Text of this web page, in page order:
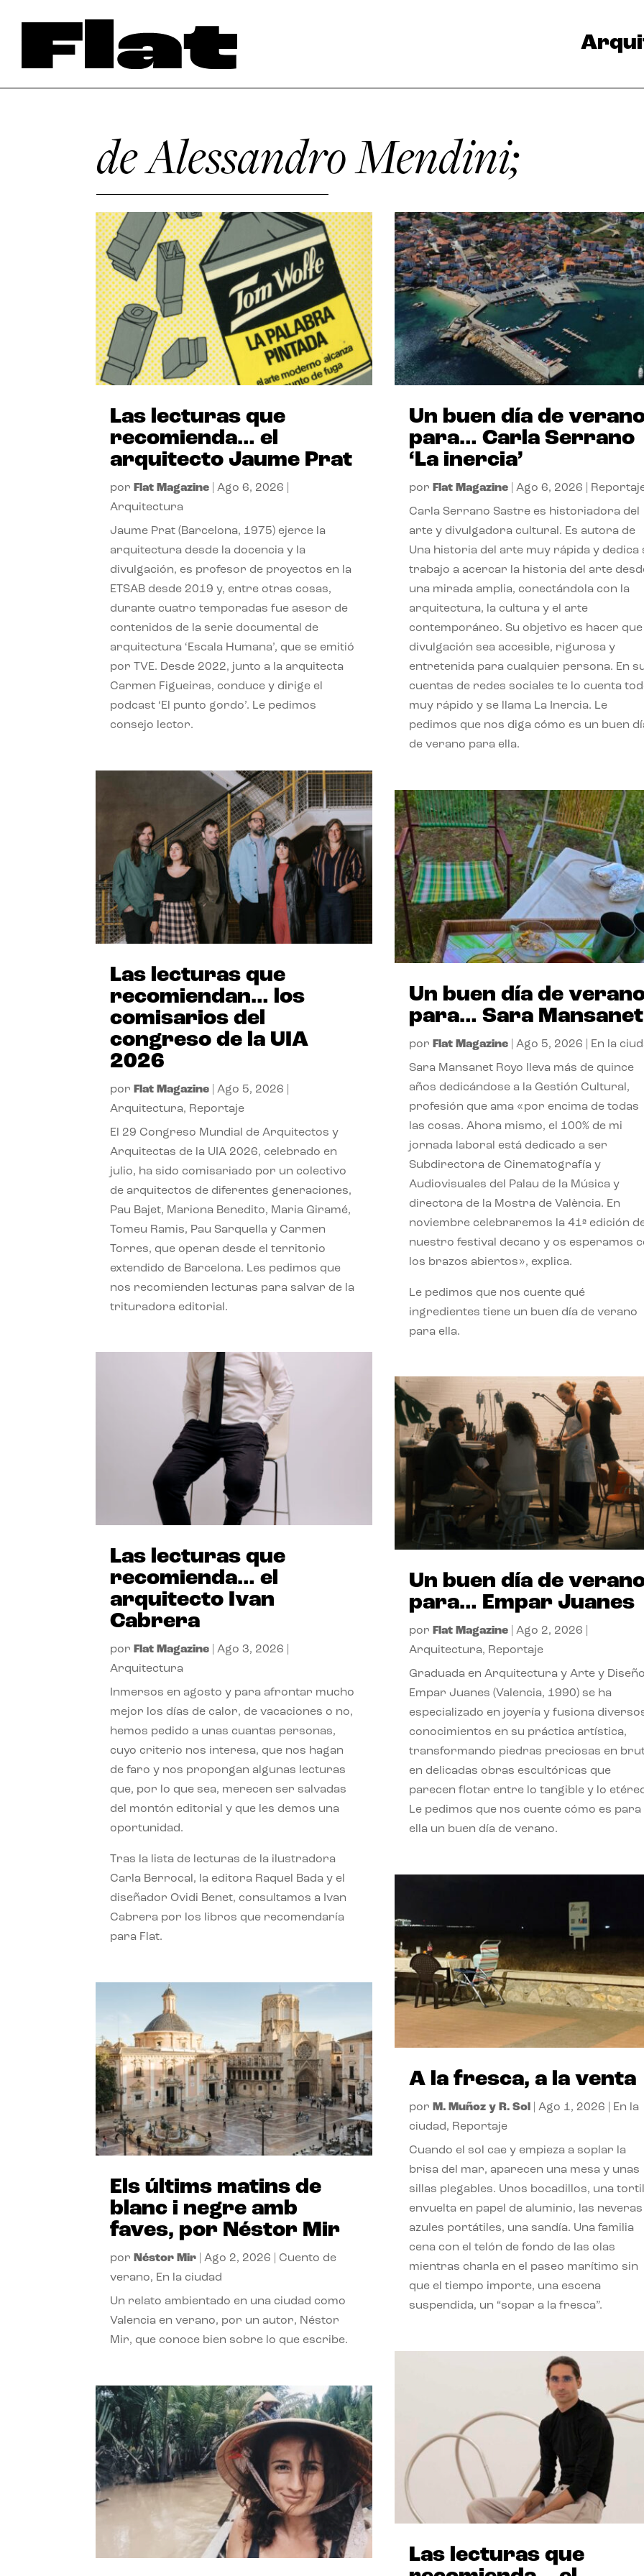
de Alessandro Mendini;
Las lecturas que
recomienda… el
arquitecto Jaume Prat
por Flat Magazine |Ago 6, 2026
Arquitectura
Jaume Prat (Barcelona, 1975) ejerce la
arquitectura desde la docencia y la
divulgación, es profesor de proyectos en la
ETSAB desde 2019 y, entre otras cosas,
durante cuatro temporadas fue asesor de
contenidos de la serie documental de
arquitectura ‘Escala Humana’, que se emitió
por TVE. Desde 2022, junto a la arquitecta
Carmen Figueiras, conduce y dirige el
podcast ‘El punto gordo’. Le pedimos
consejo lector.
Las lecturas que
recomiendan… los
comisarios del
congreso de la UIA
2026
por Flat Magazine |Ago 5, 2026
Arquitectura, Reportaje
El 29 Congreso Mundial de Arquitectos y
Arquitectas de la UIA 2026, celebrado en
julio, ha sido comisariado por un colectivo
de arquitectos de diferentes generaciones,
Pau Bajet, Mariona Benedito, Maria Giramé,
Tomeu Ramis, Pau Sarquella y Carmen
Torres, que operan desde el territorio
extendido de Barcelona. Les pedimos que
nos recomienden lecturas para salvar de la
trituradora editorial.
Las lecturas que
recomienda… el
arquitecto Ivan
Cabrera
por Flat Magazine |Ago 3, 2026
Arquitectura
Inmersos en agosto y para afrontar mucho
mejor los días de calor, de vacaciones o no,
hemos pedido a unas cuantas personas,
cuyo criterio nos interesa, que nos hagan
de faro y nos propongan algunas lecturas
que, por lo que sea, merecen ser salvadas
del montón editorial y que les demos una
oportunidad.
Tras la lista de lecturas de la ilustradora
Carla Berrocal, la editora Raquel Bada y el
diseñador Ovidi Benet, consultamos a Ivan
Cabrera por los libros que recomendaría
para Flat.
Els últims matins de
blanc i negre amb
faves, por Néstor Mir
por Néstor Mir |Ago 2, 2026 |Cuento de
verano, En la ciudad
Un relato ambientado en una ciudad como
Valencia en verano, por un autor, Néstor
Mir, que conoce bien sobre lo que escribe.
Un buen día de
para… Carla Serrano
‘La inercia’
por Flat Magazine| Ago 6, 2026
Carla Serrano Sastre es historiadora del
arte y divulgadora cultural. Es autora de
Una historia del arte muy rápida y dedica
trabajo a acercar la historia del arte
una mirada amplia, conectándola con la
arquitectura, la cultura y el arte
contemporáneo. Su objetivo es hacer que
divulgación sea accesible, rigurosa y
entretenida para cualquier persona. En
cuentas de redes sociales te lo cuenta
muy rápido y se llama La Inercia. Le
pedimos que nos diga cómo es un buen
de verano para ella.
Un buen día de
para… Sara Mansanet
por Flat Magazine| Ago 5, 2026 En la
Sara Mansanet Royo lleva más de quince
años dedicándose a la Gestión Cultural,
profesión que ama «por encima de todas
las cosas. Ahora mismo, el 100% de mi
jornada laboral está dedicado a ser
Subdirectora de Cinematografía y
Audiovisuales del Palau de la Música y
directora de la Mostra de València. En
noviembre celebraremos la 41ª edición
nuestro festival decano y os esperamos
los brazos abiertos», explica.
Le pedimos que nos cuente qué
ingredientes tiene un buen día de verano
para ella.
Un buen día de
para… Empar Juanes
por Flat Magazine| Ago 2, 2026
Arquitectura, Reportaje
Graduada en Arquitectura y Arte y
Empar Juanes (Valencia, 1990) se ha
especializado en joyería y fusiona
conocimientos en su práctica artística,
transformando piedras preciosas en
en delicadas obras escultóricas que
parecen flotar entre lo tangible y lo
Le pedimos que nos cuente cómo es para
ella un buen día de verano.
A la fresca, a la venta
por M. Muñoz y R. Sol Ago 1, 2026
En la
ciudad, Reportaje
Cuando el sol cae y empieza a soplar la
brisa del mar, aparecen una mesa y unas
sillas plegables. Unos bocadillos, una
envuelta en papel de aluminio, las neveras
azules portátiles, una sandía. Una familia
cena con el telón de fondo de las olas
mientras charla en el paseo marítimo sin
que el tiempo importe, una escena
suspendida, un “sopar a la fresca”.
Las lecturas que